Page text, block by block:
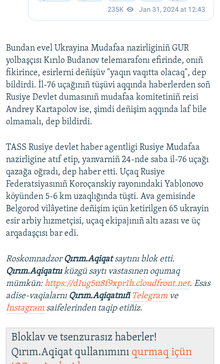
Bundan evel Ukrayina Mudafaa nazirliginiñ GUR
yolbaşçısı Kırılo Budanov telemarafonı efirinde, onıñ
fikirince, esirlerni deñişüv "yaqın vaqıtta olacaq", dep
bildirdi. İl-76 uçağınıñ tüşüvi aqqında haberlerden soñ
Rusiye Devlet dumasınıñ mudafaa komitetiniñ reisi
Andrey Kartapolov ise, şimdi deñişim aqqında laf bile
olmamalı, dep bildirdi.
TASS Rusiye devlet haber agentligi Rusiye Mudafaa
nazirligine atıf etip, yanvarniñ 24-nde saba il-76 uçağı
qazağa oğradı, dep haber etti. Uçaq Rusiye
Federatsiyasınıñ Koroçanskiy rayonındaki Yablonovo
köyünden 5-6 km uzaqlığında tüşti. Ava gemisinde
Belgorod vilâyetine deñişim içün ketirilgen 65 ukrayin
esir arbiy hızmetçisi, uçaq ekipajınıñ altı azası ve üç
arqadaşçısı bar edi.
Roskomnadzor Qırım.Aqiqatsaytını blok etti.
Qırım.Aqiqatnıküzgü saytı vastasınen oqumaq
mümkün:https://d1ug5n8f9xpr1h.cloudfront.net. Esas
adise-vaqialarnı Qırım.Aqiqatnıñ Telegram ve
İnstagram saifelerinden taqip etiñiz.
Bloklav ve tsenzurasız haberler!
Qırım.Aqiqat qullanımını qurmaq içün